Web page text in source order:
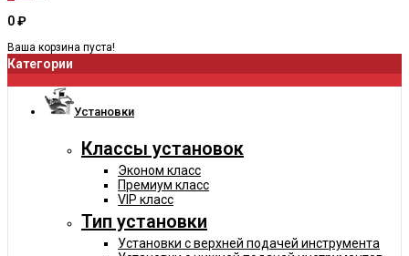
0 ₽
Ваша корзина пуста!
Категории
Установки
Классы установок
Эконом класс
Премиум класс
VIP класс
Тип установки
Установки с верхней подачей инструмента